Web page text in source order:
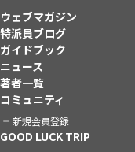
ウェブマガジン
特派員ブログ
ガイドブック
ニュース
著者一覧
コミュニティ
新規会員登録
GOOD LUCK TRIP